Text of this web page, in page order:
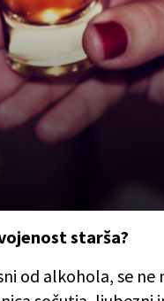
starša?
od alkohola, se